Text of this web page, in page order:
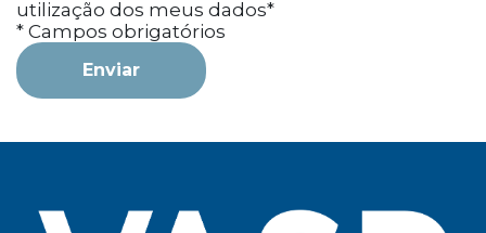
utilização dos meus dados*
* Campos obrigatórios
Enviar